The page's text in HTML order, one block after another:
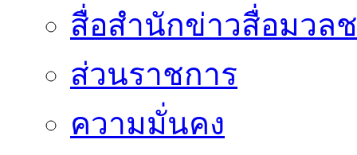
สื่อสำนักข่าวสื่อมวล
ส่วนราชการ
ความมั่นคง